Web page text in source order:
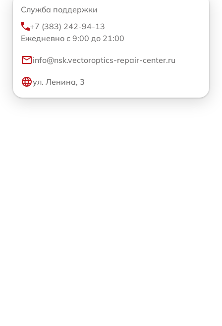
Служба поддержки
+7 (383) 242-94-13
Ежедневно с 9:00 до 21:00
info@nsk.vectoroptics-repair-center.ru
ул. Ленина, 3